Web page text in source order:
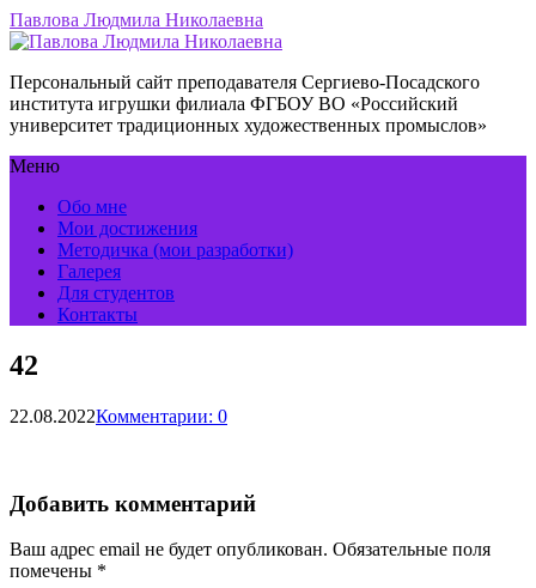
Павлова Людмила Николаевна
Персональный сайт преподавателя Сергиево-Посадского
института игрушки филиала ФГБОУ ВО «Российский
университет традиционных художественных промыслов»
Меню
Обо мне
Мои достижения
Методичка (мои разработки)
Галерея
Для студентов
Контакты
42
22.08.2022Комментарии: 0
Добавить комментарий
Ваш адрес email не будет опубликован. Обязательные поля
помечены *